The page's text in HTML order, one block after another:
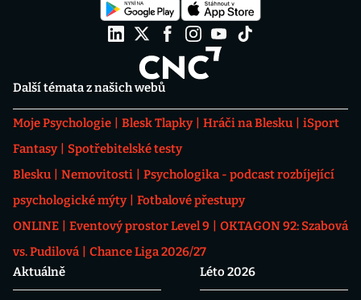
Další témata z našich webů
Moje Psychologie Blesk Tlapky Hráči na Blesku
iSport
Fantasy
Spotřebitelské testy
Blesku
Nemovitosti
Psychologika - podcast rozbíjející
psychologické mýty
Fotbalové přestupy
ONLINE
Eventový prostor Level 9
OKTAGON 92: Szabová
vs. Pudilová
Chance Liga 2026/27
Aktuálně
Léto 2026